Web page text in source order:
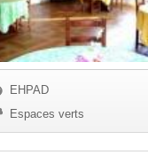
EHPAD
Espaces verts